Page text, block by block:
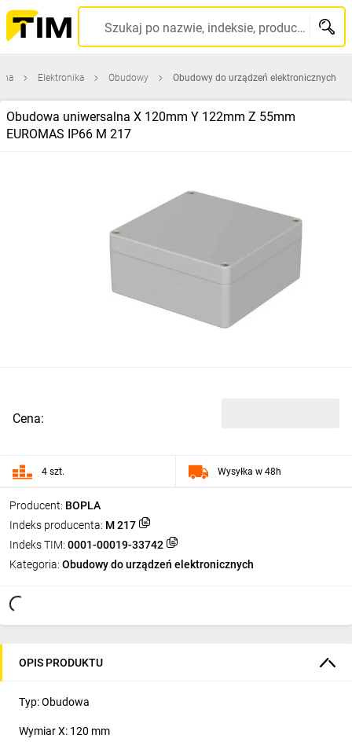
Szukaj po nazwie, indeksie, producencie, kodzie kreskowym...
Elektronika Obudowy Obudowy do urządzeń elektronicznych
Obudowa uniwersalna X 120mm Y 122mm Z 55mm
EUROMAS IP66 M 217
Producent: BOPLA
Indeks producenta: M 217
Indeks TIM: 0001-00019-33742
Kategoria: Obudowy do urządzeń elektronicznych
Cena:
4 szt. Wysyłka w 48h
OPIS PRODUKTU
Typ: Obudowa
Wymiar X: 120 mm